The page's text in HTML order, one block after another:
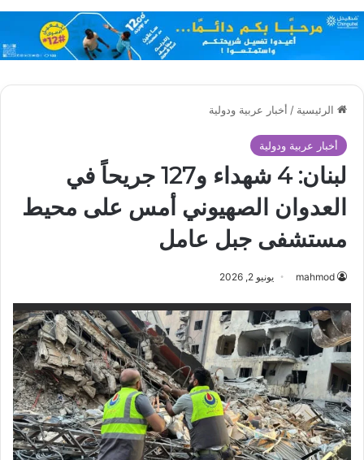
الرئيسية / أخبار عربية ودولية
أخبار عربية ودولية
لبنان: 4 شهداء و127 جريحاً في
العدوان الصهيوني أمس على محيط
مستشفى جبل عامل
mahmod يونيو 2, 2026